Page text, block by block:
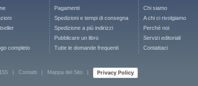
completo
Pagamenti
Spedizioni e tempi di consegna
Spedizione a più indirizzi
Pubblicare un libro
Tutte le domande frequenti
Chi siamo
A chi ci rivolgiamo
Perché noi
Servizi editoriali
Contattaci
| Contatti Mappa del Sito Privacy Policy